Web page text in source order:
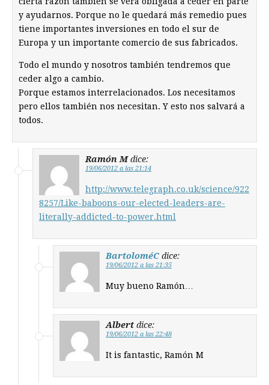
y ayudarnos. Porque no le quedará más remedio pues
tiene importantes inversiones en todo el sur de
Europa y un importante comercio de sus fabricados.
Todo el mundo y nosotros también tendremos que
ceder algo a cambio.
Porque estamos interrelacionados. Los necesitamos
pero ellos también nos necesitan. Y esto nos salvará a
todos.
Ramón M dice:
19/06/2012 a las 21:14
http://www.telegraph.co.uk/science/922
8257/Like-baboons-our-elected-leaders-are-
literally-addicted-to-power.html
BartoloméC dice:
19/06/2012 a las 21:35
Muy bueno Ramón…
Albert dice:
19/06/2012 a las 22:48
It is fantastic, Ramón M